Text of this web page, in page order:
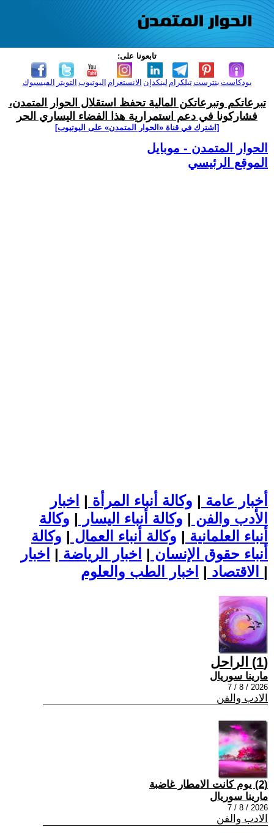
تابعونا على:
الفيسبوك التويتر اليوتيوب الانستغرام لينكدإن تيلكرامبنترست بودكاست
تبرعاتكم وتبرعاتكن المالية تحفظ استقلال الحوار المتمدن،
فشاركونا في دعم استمرارية هذا الفضاء اليساري الحر
[اشترك في قناة ‫«الحوار المتمدن» على اليوتيوب]
الحوار المتمدن - موبايل
الموقع الرئيسي
أخبار عامة | وكالة أنباء المرأة | اخبار
الأدب والفن | وكالة أنباء اليسار | وكالة
أنباء العلمانية | وكالة أنباء العمال | وكالة
أنباء حقوق الإنسان | اخبار الرياضة | اخبار
الاقتصاد | |
(1) الراحل
مارينا سوريال
2026 / 8 / 7
الادب والفن
(2) يوم كانت الامطار غاضبة
مارينا سوريال
2026 / 8 / 7
الادب والفن